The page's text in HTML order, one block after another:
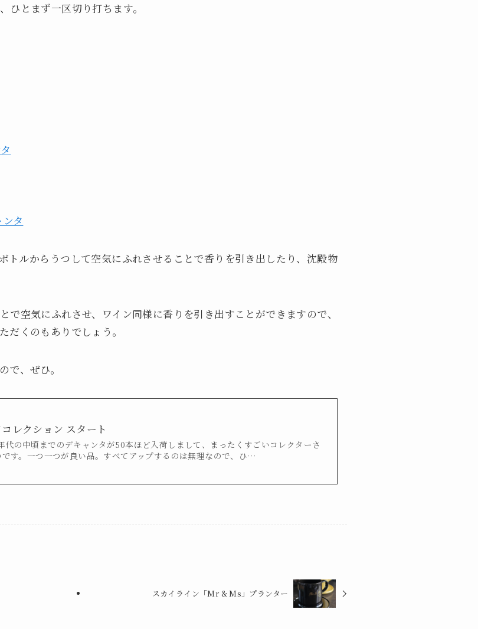
ひとまず一区切り打ちます。
タ
トルからうつして空気にふれさせることで香りを引き出したり、沈殿物
で空気にふれさせ、ワイン同様に香りを引き出すことができますので、
だくのもありでしょう。
で、ぜひ。
レクション スタート
代の中頃までのデキャンタが50本ほど入荷しまして、まったくすごいコレクターさ
す。一つ一つが良い品。すべてアップするのは無理なので、ひ…
スカイライン「Mr & Ms」プランター